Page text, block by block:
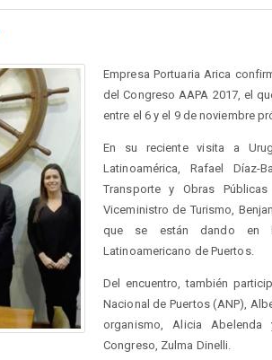
Empresa Portuaria Arica
del Congreso AAPA 2017, el
entre el 6 y el 9 de noviembre
En su reciente visita a
Latinoamérica, Rafael
Transporte y Obras
Viceministro de Turismo,
que se están dando en
Latinoamericano de Puertos.
Del encuentro, también
Nacional de Puertos (ANP),
organismo, Alicia
Congreso, Zulma Dinelli.